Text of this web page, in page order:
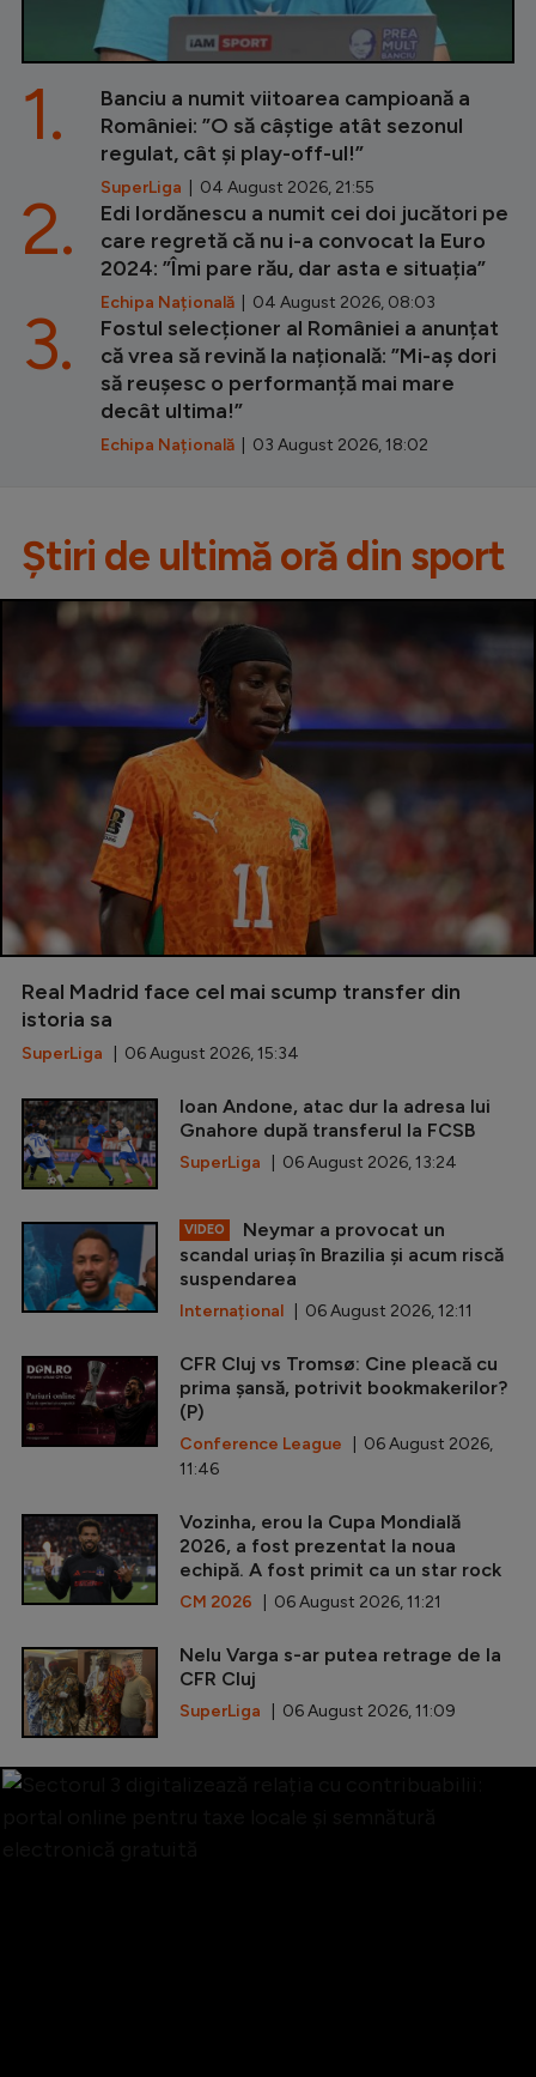
Banciu a numit viitoarea campioană a
României: ”O să câștige atât sezonul
regulat, cât și play-off-ul!”
SuperLiga | 04 August 2026, 21:55
1.
Edi Iordănescu a numit cei doi jucători pe
care regretă că nu i-a convocat la Euro
2024: ”Îmi pare rău, dar asta e situația”
Echipa Națională | 04 August 2026, 08:03
2.
Fostul selecționer al României a anunțat
că vrea să revină la națională: ”Mi-aș dori
să reușesc o performanță mai mare
decât ultima!”
Echipa Națională | 03 August 2026, 18:02
3.
Știri de ultimă oră din sport
Real Madrid face cel mai scump transfer din
istoria sa
SuperLiga | 06 August 2026, 15:34
Ioan Andone, atac dur la adresa lui
Gnahore după transferul la FCSB
SuperLiga | 06 August 2026, 13:24
VIDEO
Neymar a provocat un
scandal uriaș în Brazilia și acum riscă
suspendarea
Internațional | 06 August 2026, 12:11
CFR Cluj vs Tromsø: Cine pleacă cu
prima șansă, potrivit bookmakerilor?
(P)
Conference League | 06 August 2026,
11:46
Vozinha, erou la Cupa Mondială
2026, a fost prezentat la noua
echipă. A fost primit ca un star rock
CM 2026 | 06 August 2026, 11:21
Nelu Varga s-ar putea retrage de la
CFR Cluj
SuperLiga | 06 August 2026, 11:09